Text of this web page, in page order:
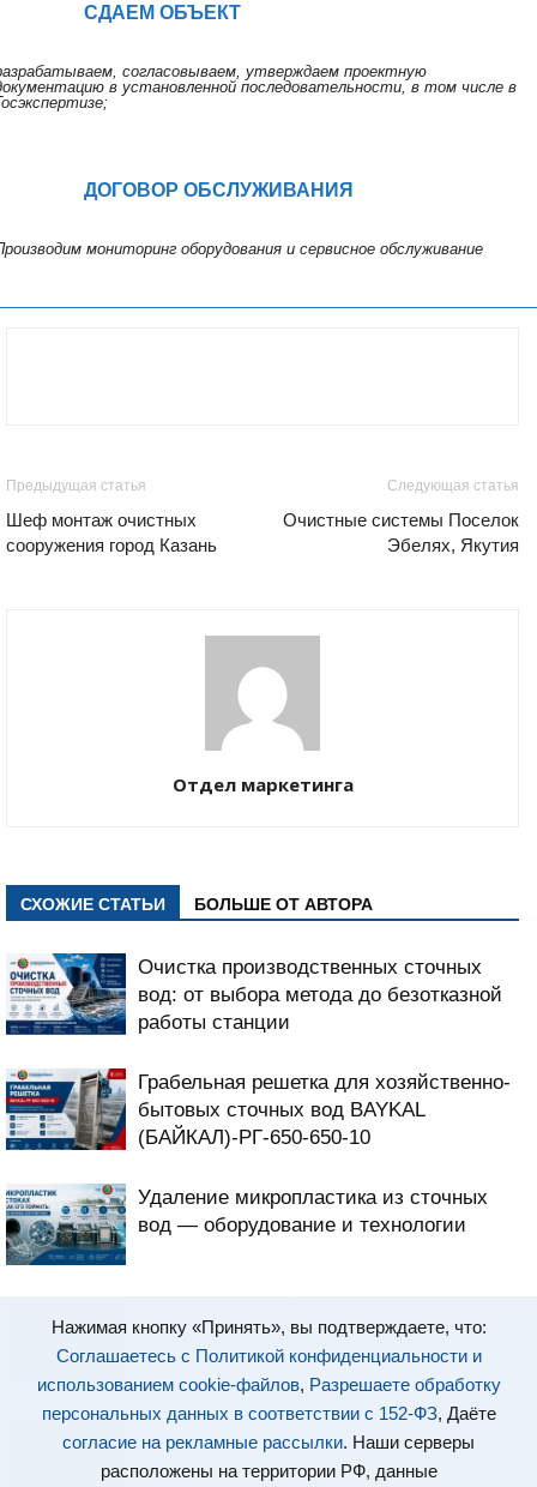
Нажимая кнопку «Принять», вы подтверждаете, что:
Соглашаетесь с Политикой конфиденциальности и
использованием cookie-файлов, Разрешаете обработку
персональных данных в соответствии с 152-ФЗ, Даёте
согласие на рекламные рассылки. Наши серверы
расположены на территории РФ, данные
СДАЕМ ОБЪЕКТ
согласовываем, утверждаем проектную
в установленной последовательности, в том числе в
ДОГОВОР ОБСЛУЖИВАНИЯ
мониторинг оборудования и сервисное обслуживание
Предыдущая статья
Шеф монтаж очистных
сооружения город Казань
Следующая статья
Очистные системы Поселок
Эбелях, Якутия
Отдел маркетинга
СХОЖИЕ СТАТЬИ БОЛЬШЕ ОТ АВТОРА
Очистка производственных сточных
вод: от выбора метода до безотказной
работы станции
Грабельная решетка для хозяйственно-
бытовых сточных вод BAYKAL
(БАЙКАЛ)-РГ-650-650-10
Удаление микропластика из сточных
вод — оборудование и технологии
мы создаем решения, которых нет на
рынке
Изготовление вертикальной шнековой
решетки BAYKAL (БАЙКАЛ) -РШ-100-3
для маслопроизводства (Московская